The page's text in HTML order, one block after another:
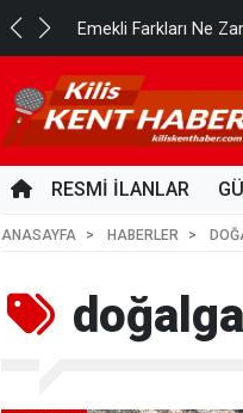
Emekli Farkları Ne
RESMİ İLANLAR
ANASAYFA HABERLER